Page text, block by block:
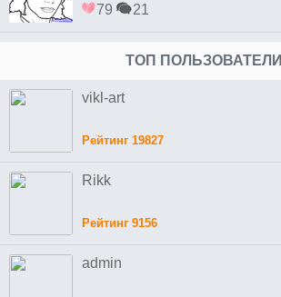
79 21
ТОП ПОЛЬЗОВАТЕЛИ
vikl-art
Рейтинг 19827
Rikk
Рейтинг 9156
admin